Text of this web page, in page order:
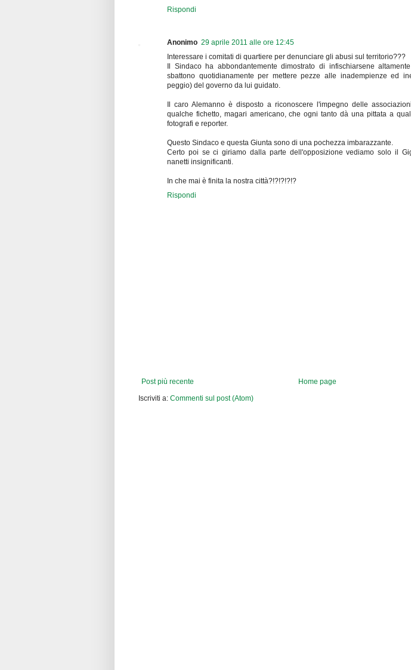
Rispondi
Anonimo 29 aprile 2011 alle ore 12:45
Interessare i comitati di quartiere per denunciare gli abusi sul territorio???
Il Sindaco ha abbondantemente dimostrato di infischiarsene
sbattono quotidianamente per mettere pezze alle inadempienze ed
peggio) del governo da lui guidato.
Il caro Alemanno è disposto a riconoscere l'impegno delle
qualche fichetto, magari americano, che ogni tanto dà una pittata a
fotografi e reporter.
Questo Sindaco e questa Giunta sono di una pochezza imbarazzante.
Certo poi se ci giriamo dalla parte dell'opposizione vediamo solo il
nanetti insignificanti.
In che mai è finita la nostra città?!?!?!?!?
Rispondi
Post più recente
Home page
Iscriviti a: Commenti sul post (Atom)